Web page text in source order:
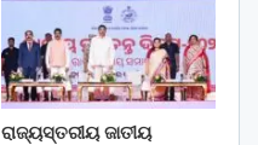
ରାଜ୍ୟସ୍ତରୀୟ ଜାତୀୟ